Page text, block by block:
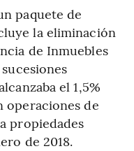
paquete de
la eliminación
de Inmuebles
el 1,5%
operaciones de
propiedades
de 2018.